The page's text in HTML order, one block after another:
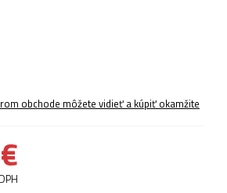
obchode môžete vidieť a kúpiť okamžite